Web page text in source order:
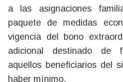
a las asignaciones
paquete de medidas
vigencia del bono
adicional destinado de
aquellos beneficiarios del
haber mínimo.